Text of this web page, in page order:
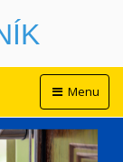
Menu